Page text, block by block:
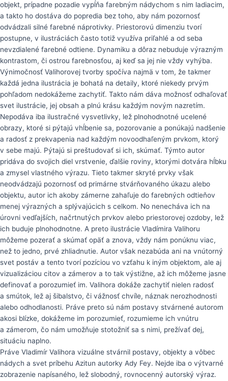
objekt, prípadne pozadie vypĺňa farebným nádychom s nim ladiacim,
a takto ho dostáva do popredia bez toho, aby nám pozornosť
odvádzali silné farebné náprotivky. Priestorovú dimenziu tvorí
postupne, v ilustráciách často totiž využíva priľahlé a od seba
nevzdialené farebné odtiene. Dynamiku a dôraz nebuduje výrazným
kontrastom, či ostrou farebnosťou, aj keď sa jej nie vždy vyhýba.
Výnimočnosť Valihorovej tvorby spočíva najmä v tom, že takmer
každá jedna ilustrácia je bohatá na detaily, ktoré niekedy prvým
pohľadom nedokážeme zachytiť. Takto nám dáva možnosť odhaľovať
svet ilustrácie, jej obsah a plnú krásu každým novým nazretím.
Nepodáva iba ilustračné vysvetlivky, lež plnohodnotné ucelené
obrazy, ktoré si pýtajú vhĺbenie sa, pozorovanie a ponúkajú nadšenie
a radosť z prekvapenia nad každým novoodhaľeným prvkom, ktorý
v sebe majú. Pýtajú si preštudovať si ich, skúmať. Týmto autor
pridáva do svojich diel vrstvenie, ďalšie roviny, ktorými dotvára hĺbku
a zmysel vlastného výrazu. Tieto takmer skryté prvky však
neodvádzajú pozornosť od primárne stvárňovaného úkazu alebo
objektu, autor ich akoby zámerne zahaľuje do farebných odtieňov
menej výrazných a splývajúcich s celkom. No nenecháva ich na
úrovni vedľajších, načrtnutých prvkov alebo priestorovej ozdoby, lež
ich buduje plnohodnotne. A preto ilustrácie Vladímira Valihoru
môžeme pozerať a skúmať opäť a znova, vždy nám ponúknu viac,
než to jedno, prvé zhliadnutie. Autor však nezabúda ani na vnútorný
svet postáv a tento tvorí pozíciou vo vzťahu k iným objektom, ale aj
vizualizáciou citov a zámerov a to tak výstižne, až ich môžeme jasne
definovať a porozumieť im. Valihora dokáže zachytiť nielen radosť
a smútok, lež aj šibalstvo, či vážnosť chvíle, náznak nerozhodnosti
alebo odhodlanosti. Práve preto sú nám postavy stvárnené autorom
akosi blízke, dokážeme im porozumieť, rozumieme ich vnútru
a zámerom, čo nám umožňuje stotožniť sa s nimi, prežívať dej,
situáciu naplno.
Práve Vladimír Valihora vizuálne stvárnil postavy, objekty a vôbec
nádych a svet príbehu Azitun autorky Ady Fey. Nejde iba o výtvarné
zobrazenie napísaného, lež slobodný, rovnocenný autorský výraz.